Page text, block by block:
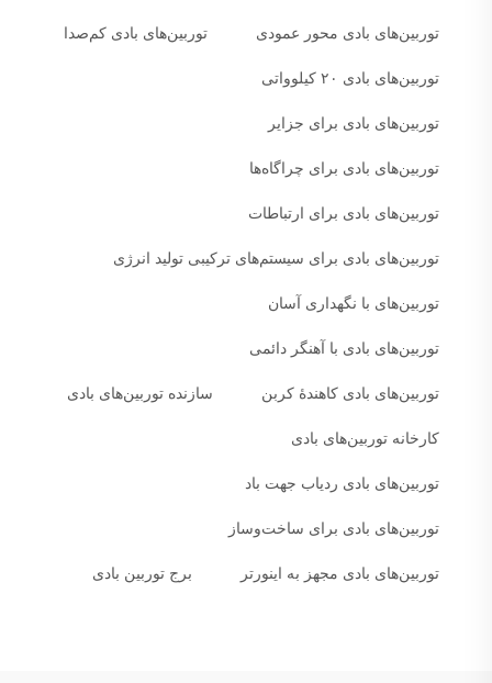
توربین‌های بادی محور عمودی توربین‌های بادی کم‌صدا
توربین‌های بادی ۲۰ کیلوواتی
توربین‌های بادی برای جزایر
توربین‌های بادی برای چراگاه‌ها
توربین‌های بادی برای ارتباطات
توربین‌های بادی برای سیستم‌های ترکیبی تولید انرژی
توربین‌های با نگهداری آسان
توربین‌های بادی با آهنگر دائمی
توربین‌های بادی کاهندهٔ کربن سازنده توربین‌های بادی
کارخانه توربین‌های بادی
توربین‌های بادی ردیاب جهت باد
توربین‌های بادی برای ساخت‌وساز
توربین‌های بادی مجهز به اینورتر برج توربین بادی